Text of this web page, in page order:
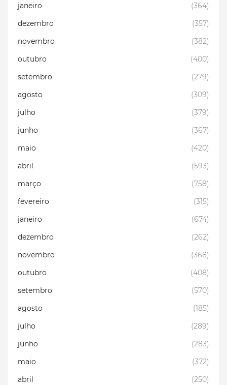
janeiro
(364)
dezembro
(357)
novembro
(382)
outubro
(400)
setembro
(279)
agosto
(309)
julho
(379)
junho
(367)
maio
(420)
abril
(593)
março
(758)
fevereiro
(315)
janeiro
(674)
dezembro
(262)
novembro
(368)
outubro
(408)
setembro
(570)
agosto
(185)
julho
(289)
junho
(283)
maio
(372)
abril
(250)